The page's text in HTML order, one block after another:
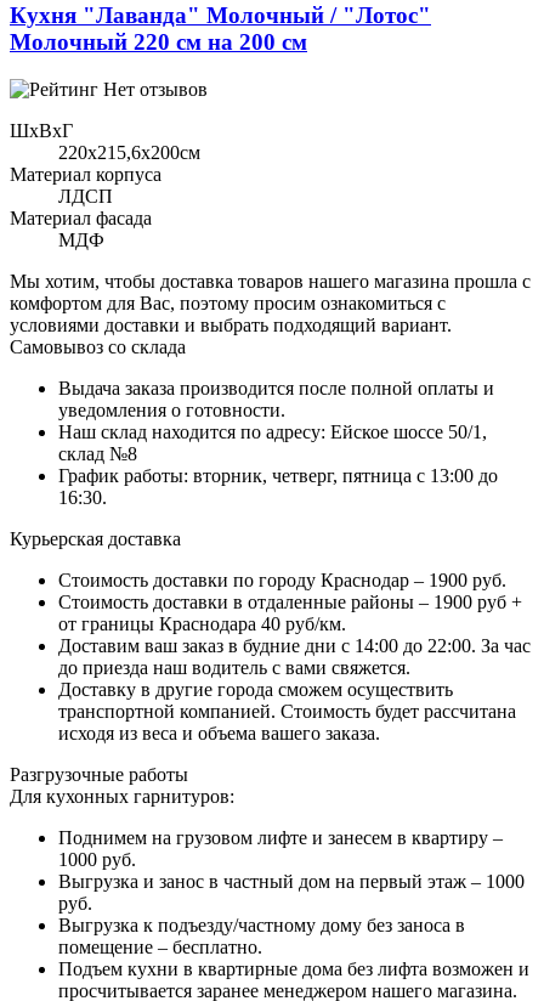
Кухня "Лаванда" Молочный / "Лотос"
Молочный 220 см на 200 см
Нет отзывов
ШхВхГ
220x215,6х200см
Материал корпуса
ЛДСП
Материал фасада
МДФ
Мы хотим, чтобы доставка товаров нашего магазина прошла с
комфортом для Вас, поэтому просим ознакомиться с
условиями доставки и выбрать подходящий вариант.
Самовывоз со склада
Выдача заказа производится после полной оплаты и
уведомления о готовности.
Наш склад находится по адресу: Ейское шоссе 50/1,
склад №8
График работы: вторник, четверг, пятница с 13:00 до
16:30.
Курьерская доставка
Стоимость доставки по городу Краснодар – 1900 руб.
Стоимость доставки в отдаленные районы – 1900 руб +
от границы Краснодара 40 руб/км.
Доставим ваш заказ в будние дни с 14:00 до 22:00. За час
до приезда наш водитель с вами свяжется.
Доставку в другие города сможем осуществить
транспортной компанией. Стоимость будет рассчитана
исходя из веса и объема вашего заказа.
Разгрузочные работы
Для кухонных гарнитуров:
Поднимем на грузовом лифте и занесем в квартиру –
1000 руб.
Выгрузка и занос в частный дом на первый этаж – 1000
руб.
Выгрузка к подъезду/частному дому без заноса в
помещение – бесплатно.
Подъем кухни в квартирные дома без лифта возможен и
просчитывается заранее менеджером нашего магазина.